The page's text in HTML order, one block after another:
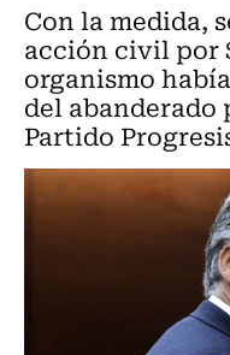
Con la medida,
acción civil por
organismo
del
Partido